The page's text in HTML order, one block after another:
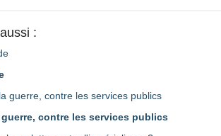
:
guerre, contre les services publics